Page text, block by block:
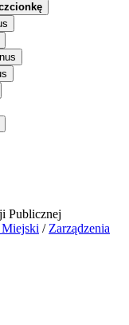
/ Zarządzenia